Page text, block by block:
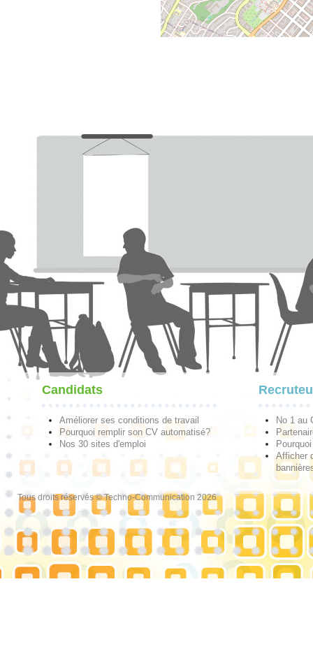
Candidats
Améliorer ses conditions de travail
Pourquoi remplir son CV automatisé?
Nos 30 sites d'emploi
No 1 au
Afficher
Tous droits réservés © Techno-Communication 2026